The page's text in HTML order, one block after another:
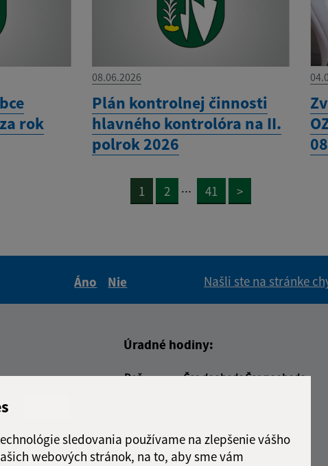
sledovania používame na zlepšenie vášho
webových stránok, na to, aby sme vám
rok
08.06.2026
Plán kontrolnej činnosti
hlavného kontrolóra na II.
polrok 2026
1 2 ... 41 >
Áno
Nie
Našli ste na stránke
Úradné hodiny:
Deň Čas doobedaČas poobede
Štvrtok:
08:00 - 12:00 13:00 - 15:00